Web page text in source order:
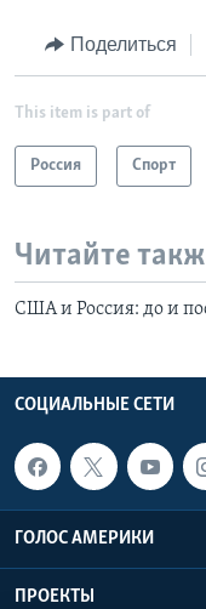
Поделиться
This item is part of
Россия Спорт
Читайте
США и Россия: до и
СОЦИАЛЬНЫЕ СЕТИ
ГОЛОС АМЕРИКИ
ПРОЕКТЫ